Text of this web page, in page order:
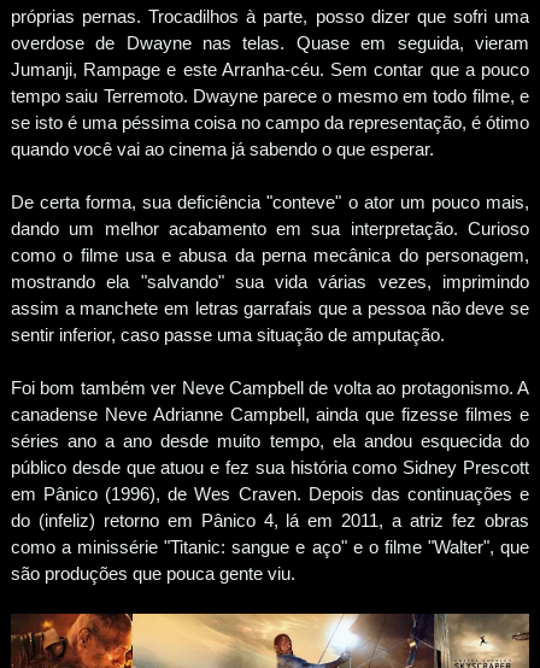
próprias pernas. Trocadilhos à parte, posso dizer que sofri uma
overdose de Dwayne nas telas. Quase em seguida, vieram
Jumanji, Rampage e este Arranha-céu. Sem contar que a pouco
tempo saiu Terremoto. Dwayne parece o mesmo em todo filme, e
se isto é uma péssima coisa no campo da representação, é ótimo
quando você vai ao cinema já sabendo o que esperar.
De certa forma, sua deficiência "conteve" o ator um pouco mais,
dando um melhor acabamento em sua interpretação. Curioso
como o filme usa e abusa da perna mecânica do personagem,
mostrando ela "salvando" sua vida várias vezes, imprimindo
assim a manchete em letras garrafais que a pessoa não deve se
sentir inferior, caso passe uma situação de amputação.
Foi bom também ver Neve Campbell de volta ao protagonismo. A
canadense Neve Adrianne Campbell, ainda que fizesse filmes e
séries ano a ano desde muito tempo, ela andou esquecida do
público desde que atuou e fez sua história como Sidney Prescott
em Pânico (1996), de Wes Craven. Depois das continuações e
do (infeliz) retorno em Pânico 4, lá em 2011, a atriz fez obras
como a minissérie "Titanic: sangue e aço" e o filme "Walter", que
são produções que pouca gente viu.